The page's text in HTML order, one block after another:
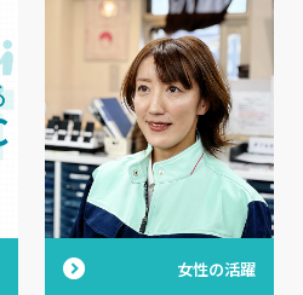
女性の活躍